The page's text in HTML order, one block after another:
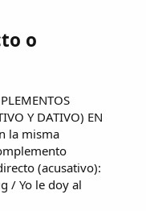
o
Y DATIVO) EN
la misma
(acusativo):
/ Yo le doy al